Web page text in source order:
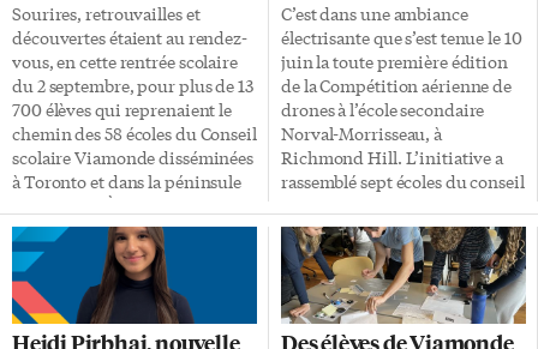
le 28 novembre cinq dirigeants
de Viamonde avec le député
provincial de Whitby et la
conseillère municipale du
secteur à […]
d’excellence et échanger avec
les membres de l’équipe
enseignante et du personnel
scolaire. On peut consulter le
calendrier des portes ouverte
au site csviamonde.ca. Les
écoles […]
Sourires, retrouvailles et
découvertes étaient au rendez-
vous, en cette rentrée scolaire
du 2 septembre, pour plus de 13
700 élèves qui reprenaient le
chemin des 58 écoles du Conseil
scolaire Viamonde disséminées
à Toronto et dans la péninsule
ontarienne. À l’occasion de
cette rentrée, Sébastien
Fontaine, le directeur de
l’Éducation en poste depuis
février 2025, a visité l’école
élémentaire Viola-Léger à
C’est dans une ambiance
électrisante que s’est tenue le 10
juin la toute première édition
de la Compétition aérienne de
drones à l’école secondaire
Norval-Morrisseau, à
Richmond Hill. L’initiative a
rassemblé sept écoles du conseil
démontrer leur maîtrise du
pilotage, du codage et de la
créativité technologiques.
Chacune des équipes disposait
de 15 minutes pour briller dans
Heidi Pirbhai, nouvelle
Des élèves de Viamonde